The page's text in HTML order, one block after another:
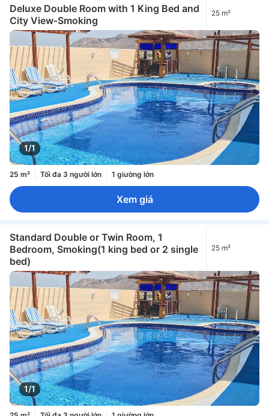
Deluxe Double Room with 1 King Bed and
City View-Smoking
25 m²
1/1
25 m² Tối đa 3 người lớn 1 giường lớn
Xem giá
Standard Double or Twin Room, 1
Bedroom, Smoking(1 king bed or 2 single
bed)
25 m²
1/1